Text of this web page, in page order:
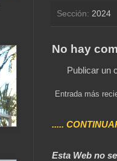
Sección: 2024
No hay
Publicar un
Entrada más
.....
Esta Web no